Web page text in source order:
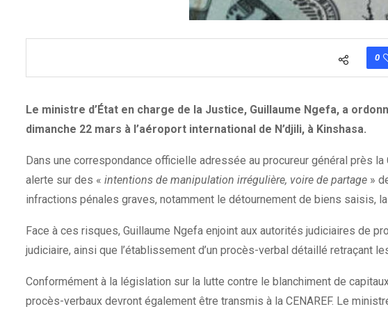
0
Le ministre d’État en charge de la Justice, Guillaume Ngefa, a
dimanche 22 mars à l’aéroport international de N’djili, à Kinshasa.
Dans une correspondance officielle adressée au procureur général près
alerte sur des « intentions de manipulation irrégulière, voire de partage »
infractions pénales graves, notamment le détournement de biens saisis,
Face à ces risques, Guillaume Ngefa enjoint aux autorités judiciaires de
judiciaire, ainsi que l’établissement d’un procès-verbal détaillé retraçant
Conformément à la législation sur la lutte contre le blanchiment de
procès-verbaux devront également être transmis à la CENAREF. Le